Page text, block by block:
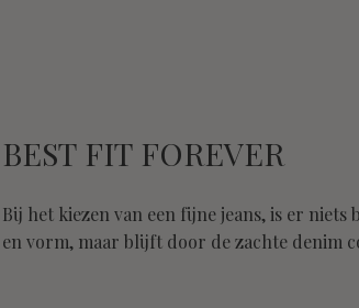
BEST FIT FOREVER
Bij het kiezen van een fijne jeans, is er
en vorm, maar blijft door de zachte denim